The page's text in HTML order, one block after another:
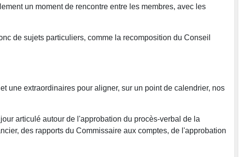
un moment de rencontre entre les membres, avec les
de sujets particuliers, comme la recomposition du Conseil
une extraordinaires pour aligner, sur un point de calendrier, nos
articulé autour de l'approbation du procès-verbal de la
des rapports du Commissaire aux comptes, de l'approbation